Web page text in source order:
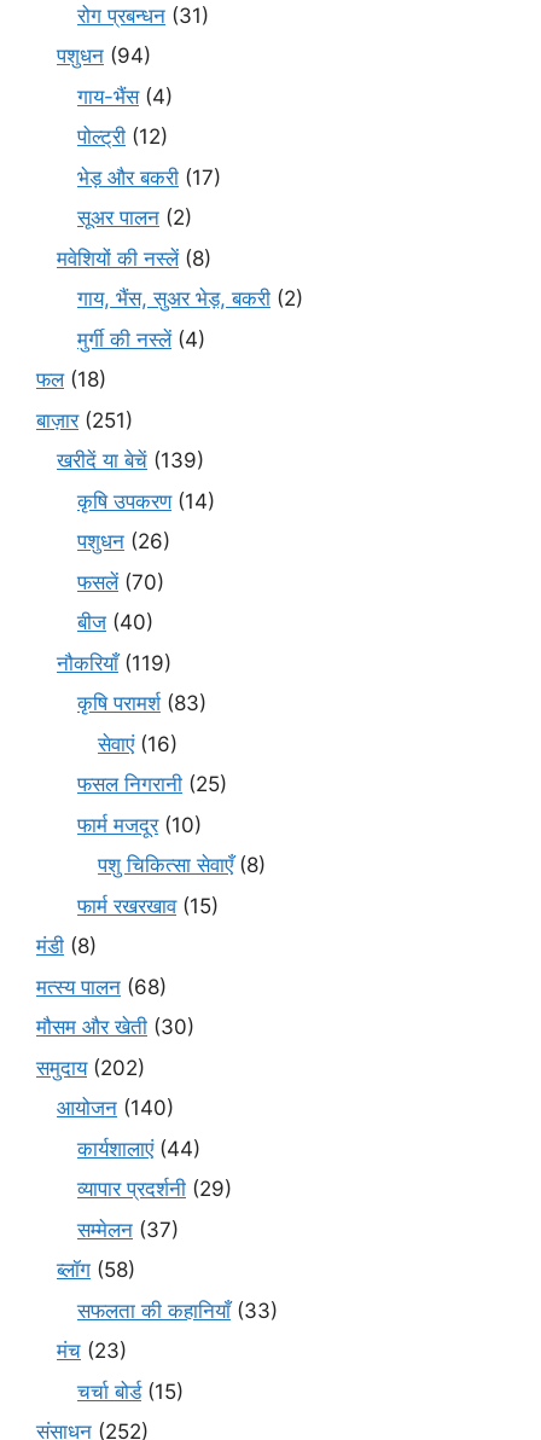
रोग प्रबन्धन (31)
पशुधन (94)
गाय-भैंस(4)
पोल्ट्री (12)
भेड़ और बकरी (17)
सूअर पालन (2)
मवेशियों की नस्लें(8)
गाय, भैंस, सुअर भेड़, बकरी (2)
मुर्गी की नस्लें(4)
फल(18)
बाज़ार(251)
खरीदें या बेचें (139)
कृषि उपकरण(14)
पशुधन (26)
फसलें(70)
बीज (40)
नौकरियाँ(119)
कृषि परामर्श(83)
सेवाएं(16)
फसल निगरानी (25)
फार्म मजदूर(10)
पशु चिकित्सा सेवाएँ(8)
फार्म रखरखाव(15)
मंडी (8)
मत्स्य पालन (68)
मौसम और खेती (30)
समुदाय(202)
आयोजन (140)
कार्यशालाएं(44)
व्यापार प्रदर्शनी (29)
सम्मेलन (37)
ब्लॉग (58)
सफलता की कहानियाँ(33)
मंच (23)
चर्चा बोर्ड(15)
संसाधन (252)